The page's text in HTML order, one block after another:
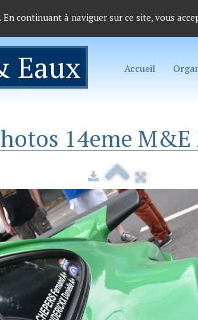
En continuant à naviguer sur ce site, vous
Eaux Accueil
14eme M&E